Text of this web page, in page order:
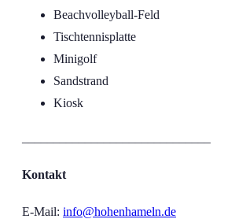
Beachvolleyball-Feld
Tischtennisplatte
Minigolf
Sandstrand
Kiosk
Kontakt
E-Mail: info@hohenhameln.de